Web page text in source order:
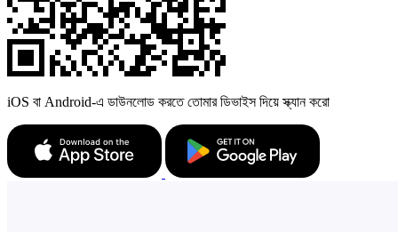
iOS বা Android-এ ডাউনলোড করতে তোমার ডিভাইস দিয়ে স্ক্যান করো